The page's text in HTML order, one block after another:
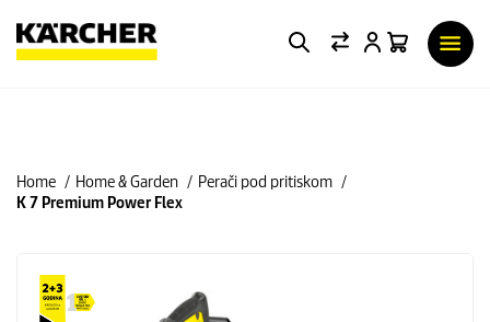
Home Home & Garden
Perači pod pritiskom
K 7 Premium Power Flex